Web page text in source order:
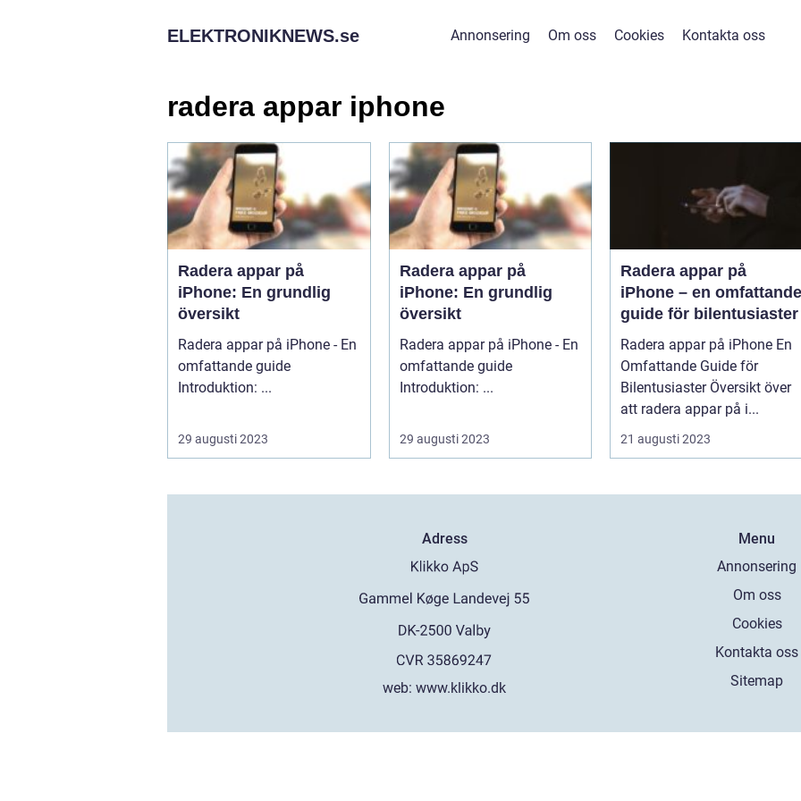
ELEKTRONIKNEWS.se Annonsering Om oss Cookies Kontakta oss
radera appar iphone
Radera appar på
iPhone: En grundlig
översikt
Radera appar på iPhone - En
omfattande guide
Introduktion: ...
29 augusti 2023
Radera appar på
iPhone: En grundlig
översikt
Radera appar på iPhone - En
omfattande guide
Introduktion: ...
29 augusti 2023
Radera appar på
iPhone – en omfattande
guide för bilentusiaster
Radera appar på iPhone En
Omfattande Guide för
Bilentusiaster Översikt över
att radera appar på i...
21 augusti 2023
Adress
web:www.klikko.dk
Menu
Annonsering
Om oss
Cookies
Kontakta oss
Sitemap